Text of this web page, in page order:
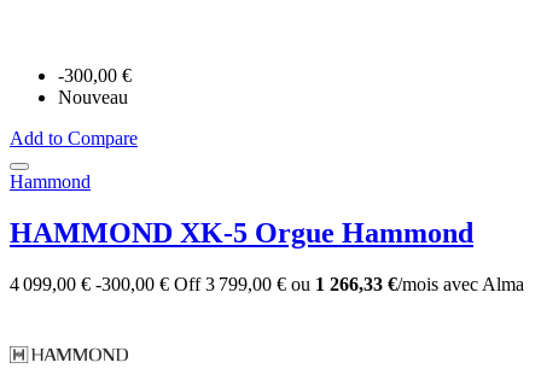
-300,00 €
Nouveau
Add to Compare
Hammond
HAMMOND XK-5 Orgue Hammond
4 099,00 € -300,00 € Off 3 799,00 € ou 1 266,33 €/mois avec Alma